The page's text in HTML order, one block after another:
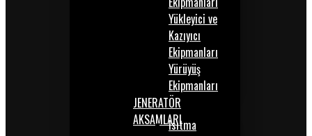
Yükleyici ve
Kazıyıcı
Ekipmanları
Yürüyüş
Ekipmanları
JENERATÖR
AKSAMLARIIsıtma